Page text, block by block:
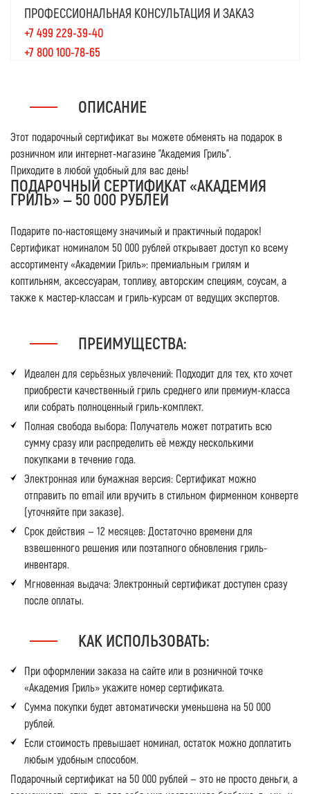
ПРОФЕССИОНАЛЬНАЯ КОНСУЛЬТАЦИЯ И ЗАКАЗ
+7 499 229-39-40
+7 800 100-78-65
ОПИСАНИЕ
Этот подарочный сертификат вы можете обменять на подарок в
розничном или интернет-магазине "Академия Гриль".
Приходите в любой удобный для вас день!
ПОДАРОЧНЫЙ СЕРТИФИКАТ «АКАДЕМИЯ
ГРИЛЬ» — 50 000 РУБЛЕЙ
Подарите по-настоящему значимый и практичный подарок!
Сертификат номиналом 50 000 рублей открывает доступ ко всему
ассортименту «Академии Гриль»: премиальным грилям и
коптильням, аксессуарам, топливу, авторским специям, соусам, а
также к мастер-классам и гриль-курсам от ведущих экспертов.
ПРЕИМУЩЕСТВА:
Идеален для серьёзных увлечений: Подходит для тех, кто хочет
приобрести качественный гриль среднего или премиум-класса
или собрать полноценный гриль-комплект.
Полная свобода выбора: Получатель может потратить всю
сумму сразу или распределить её между несколькими
покупками в течение года.
Электронная или бумажная версия: Сертификат можно
отправить по email или вручить в стильном фирменном конверте
(уточняйте при заказе).
Срок действия — 12 месяцев: Достаточно времени для
взвешенного решения или поэтапного обновления гриль-
инвентаря.
Мгновенная выдача: Электронный сертификат доступен сразу
после оплаты.
КАК ИСПОЛЬЗОВАТЬ:
При оформлении заказа на сайте или в розничной точке
«Академия Гриль» укажите номер сертификата.
Сумма покупки будет автоматически уменьшена на 50 000
рублей.
Если стоимость превышает номинал, остаток можно доплатить
любым удобным способом.
Подарочный сертификат на 50 000 рублей — это не просто деньги, а